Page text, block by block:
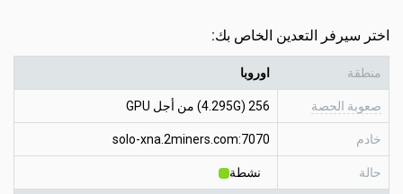
اختر سيرفر التعدين الخاص بك:
منطقة اوروبا
صعوبة الحصة 256 (4.295G) من أجل GPU
خادم solo-xna.2miners.com:7070
حالة نشطة